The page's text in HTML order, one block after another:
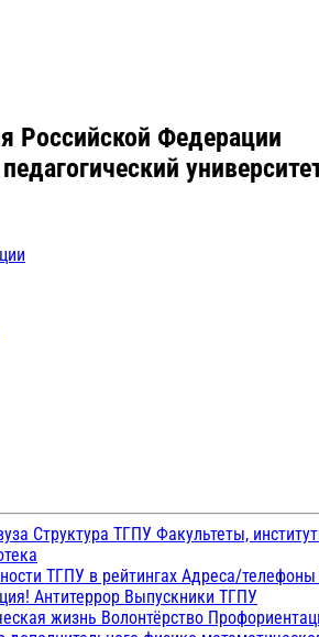
Российской Федерации
Структура ТГПУ Факультеты,
ТГПУ в рейтингах Адреса/телефоны
Антитеррор Выпускники ТГПУ
жизнь Волонтёрство